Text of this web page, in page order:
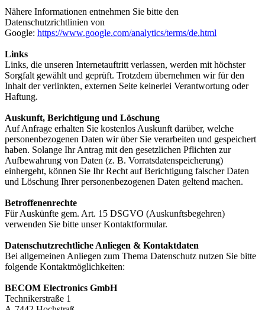
Nähere Informationen entnehmen Sie bitte den
Datenschutzrichtlinien von
Google: https://www.google.com/analytics/terms/de.html
Links
Links, die unseren Internetauftritt verlassen, werden mit höchster
Sorgfalt gewählt und geprüft. Trotzdem übernehmen wir für den
Inhalt der verlinkten, externen Seite keinerlei Verantwortung oder
Haftung.
Auskunft, Berichtigung und Löschung
Auf Anfrage erhalten Sie kostenlos Auskunft darüber, welche
personenbezogenen Daten wir über Sie verarbeiten und gespeichert
haben. Solange Ihr Antrag mit den gesetzlichen Pflichten zur
Aufbewahrung von Daten (z. B. Vorratsdatenspeicherung)
einhergeht, können Sie Ihr Recht auf Berichtigung falscher Daten
und Löschung Ihrer personenbezogenen Daten geltend machen.
Betroffenenrechte
Für Auskünfte gem. Art. 15 DSGVO (Auskunftsbegehren)
verwenden Sie bitte unser Kontaktformular.
Datenschutzrechtliche Anliegen & Kontaktdaten
Bei allgemeinen Anliegen zum Thema Datenschutz nutzen Sie bitte
folgende Kontaktmöglichkeiten:
BECOM Electronics GmbH
Technikerstraße 1